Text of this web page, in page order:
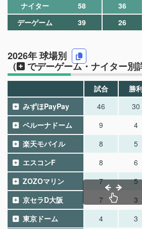
ナイター
58 36
デーゲーム
39 26
2026年 球場別
（
でデーゲーム・ナイター別
試合 勝
みずほPayPay
46 30
ベルーナドーム
9 4
楽天モバイル
8 5
エスコンF
8 6
ZOZOマリン
7 5
京セラD大阪
7 3
東京ドーム
4 3